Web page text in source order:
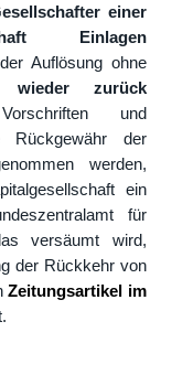
einer
Einlagen
Auflösung ohne
wieder zurück
und
Rückgewähr der
werden,
ein
für
versäumt wird,
der Rückkehr von
Zeitungsartikel im